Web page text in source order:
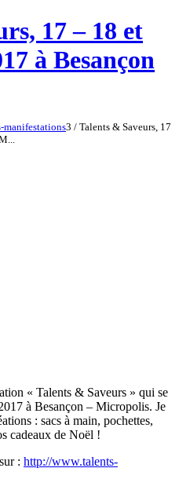
17 – 18 et
à Besançon
manifestations3 / Talents & Saveurs, 17
« Talents & Saveurs » qui se
à Besançon – Micropolis. Je
: sacs à main, pochettes,
cadeaux de Noël !
: http://www.talents-